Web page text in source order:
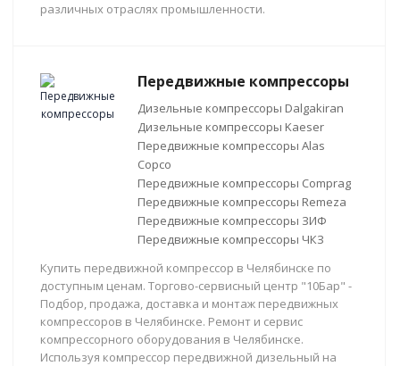
различных отраслях промышленности.
Передвижные компрессоры
Дизельные компрессоры Dalgakiran
Дизельные компрессоры Kaeser
Передвижные компрессоры Alas
Copco
Передвижные компрессоры Comprag
Передвижные компрессоры Remeza
Передвижные компрессоры ЗИФ
Передвижные компрессоры ЧКЗ
Купить передвижной компрессор в Челябинске по
доступным ценам. Торгово-сервисный центр "10Бар" -
Подбор, продажа, доставка и монтаж передвижных
компрессоров в Челябинске. Ремонт и сервис
компрессорного оборудования в Челябинске.
Используя компрессор передвижной дизельный на